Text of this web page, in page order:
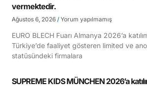
vermektedir.
Ağustos 6, 2026 Yorum yapılmamış
EURO BLECH Fuarı Almanya 2026’a
Türkiye’de faaliyet gösteren limited ve
statüsündeki firmalara
SUPREME KIDS MÜNCHEN 2026’a